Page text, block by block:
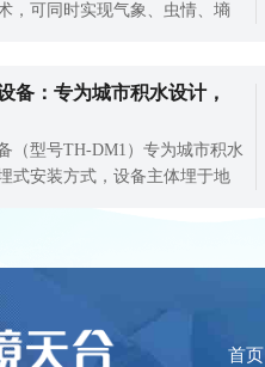
，可同时实现气象、虫情、墒
备：专为城市积水设计，
（型号TH-DM1）专为城市积水
式安装方式，设备主体埋于地
首页